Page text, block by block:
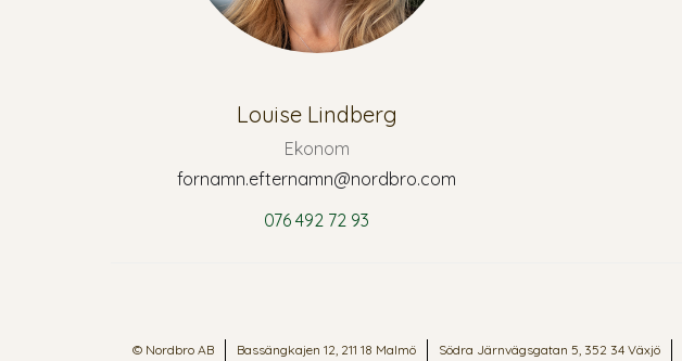
Louise Lindberg
Ekonom
fornamn.efternamn@nordbro.com
076 492 72 93
© Nordbro AB Bassängkajen 12, 211 18 Malmö Södra Järnvägsgatan 5, 352 34 Växjö